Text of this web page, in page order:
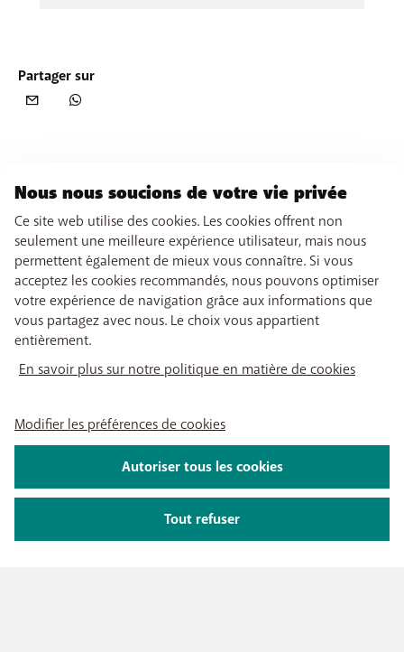
Partager sur
Nous nous soucions de votre vie privée
Ce site web utilise des cookies. Les cookies offrent non
seulement une meilleure expérience utilisateur, mais nous
permettent également de mieux vous connaître. Si vous
acceptez les cookies recommandés, nous pouvons optimiser
votre expérience de navigation grâce aux informations que
vous partagez avec nous. Le choix vous appartient
entièrement.
En savoir plus sur notre politique en matière de cookies
Modifier les préférences de cookies
Tout refuser
Autoriser tous les cookies